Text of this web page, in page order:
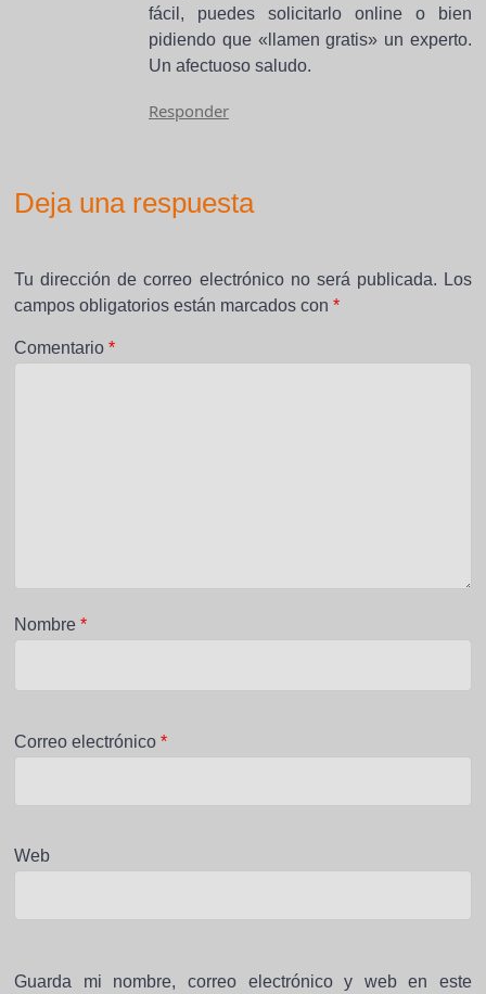
fácil, puedes solicitarlo online o bien
pidiendo que «llamen gratis» un experto.
Un afectuoso saludo.
Responder
Deja una respuesta
Tu dirección de correo electrónico no será publicada. Los
campos obligatorios están marcados con *
Comentario *
Nombre *
Correo electrónico *
Web
Guarda mi nombre, correo electrónico y web en este